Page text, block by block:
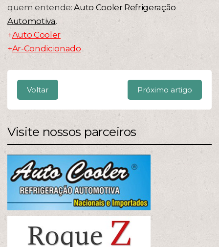
quem entende:Auto Cooler Refrigeração
Automotiva.
+Auto Cooler
+Ar-Condicionado
Voltar Próximo artigo
Visite nossos parceiros